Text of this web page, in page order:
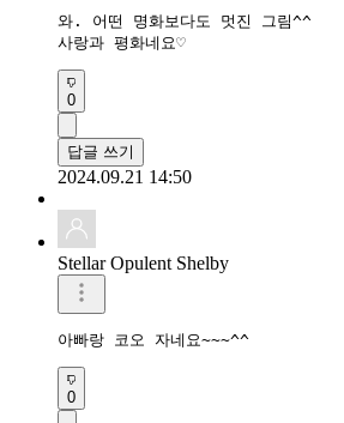
와. 어떤 명화보다도 멋진 그림^^
사랑과 평화네요♡
0
답글 쓰기
2024.09.21 14:50
Stellar Opulent Shelby
아빠랑 코오 자네요~~~^^
0